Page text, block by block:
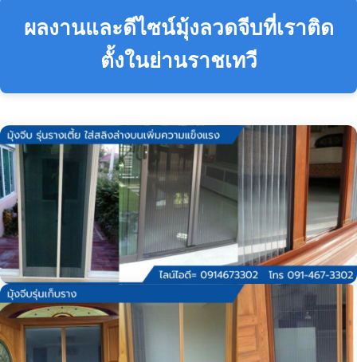
ผลงานและดีไซน์มุ้งลวดจีบที่เราติด
ตั้งในย่านราชเทวี